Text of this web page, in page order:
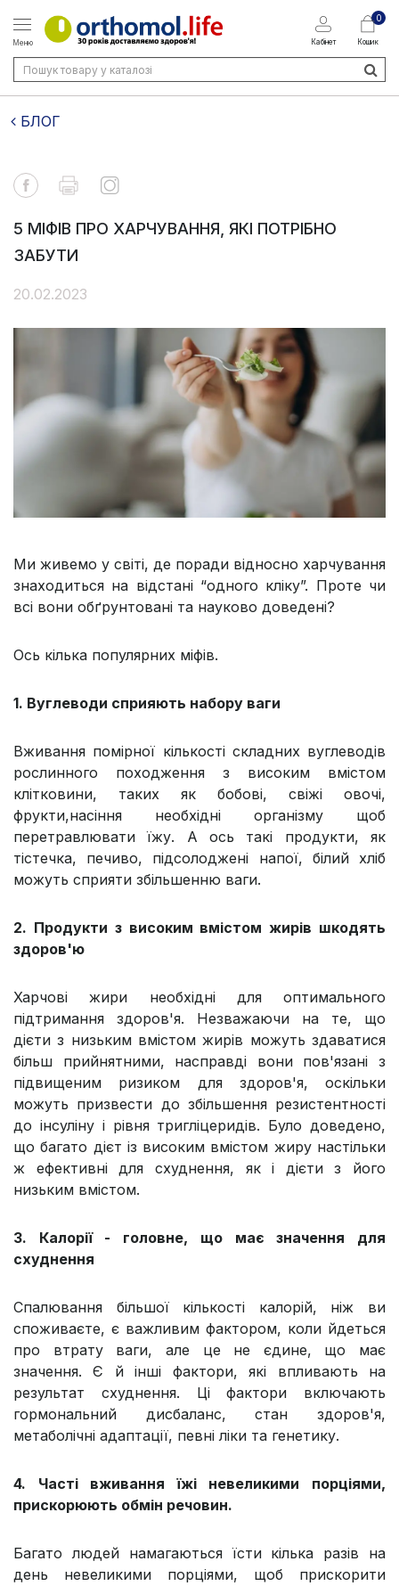
Меню Кабінет
0
Кошик
БЛОГ
5 МІФІВ ПРО ХАРЧУВАННЯ, ЯКІ ПОТРІБНО
ЗАБУТИ
20.02.2023
Ми живемо у світі, де поради відносно харчування
знаходиться на відстані “одного кліку”. Проте чи
всі вони обґрунтовані та науково доведені?
Ось кілька популярних міфів.
1. Вуглеводи сприяють набору ваги
Вживання помірної кількості складних вуглеводів
рослинного походження з високим вмістом
клітковини, таких як бобові, свіжі овочі,
фрукти,насіння необхідні організму щоб
перетравлювати їжу. А ось такі продукти, як
тістечка, печиво, підсолоджені напої, білий хліб
можуть сприяти збільшенню ваги.
2. Продукти з високим вмістом жирів шкодять
здоров'ю
Харчові жири необхідні для оптимального
підтримання здоров'я. Незважаючи на те, що
дієти з низьким вмістом жирів можуть здаватися
більш прийнятними, насправді вони пов'язані з
підвищеним ризиком для здоров'я, оскільки
можуть призвести до збільшення резистентності
до інсуліну і рівня тригліцеридів. Було доведено,
що багато дієт із високим вмістом жиру настільки
ж ефективні для схуднення, як і дієти з його
низьким вмістом.
3. Калорії - головне, що має значення для
схуднення
Спалювання більшої кількості калорій, ніж ви
споживаєте, є важливим фактором, коли йдеться
про втрату ваги, але це не єдине, що має
значення. Є й інші фактори, які впливають на
результат схуднення. Ці фактори включають
гормональний дисбаланс, стан здоров'я,
метаболічні адаптації, певні ліки та генетику.
4. Часті вживання їжі невеликими порціями,
прискорюють обмін речовин.
Багато людей намагаються їсти кілька разів на
день невеликими порціями, щоб прискорити